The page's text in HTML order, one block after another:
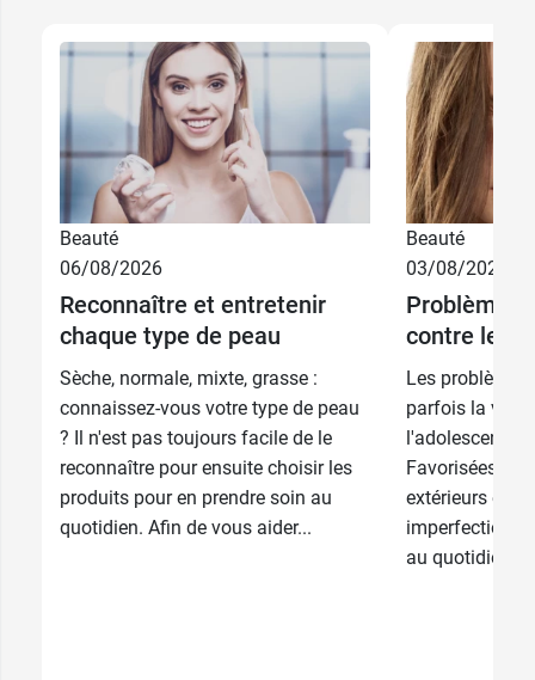
Fabricant
7 rue Paul Lelong
75002 PARIS
France
01 40 41 06 38
Beauté
06/08/2026
Reconnaître et entretenir
chaque type de peau
Sèche, normale, mixte, grasse :
connaissez-vous votre type de peau
? Il n'est pas toujours facile de le
reconnaître pour ensuite choisir les
produits pour en prendre soin au
quotidien. Afin de vous aider...
Beauté
03/08/2026
Problèmes
contre les
Les
parfois la vie
l'adolescence
Favorisées
extérieurs et
imperfections
au quotidien....